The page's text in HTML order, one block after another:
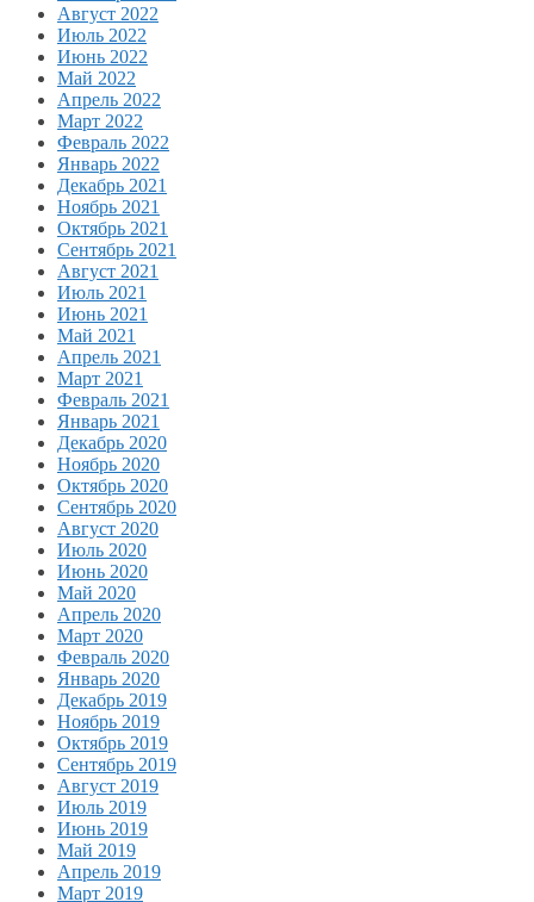
Август 2022
Июль 2022
Июнь 2022
Май 2022
Апрель 2022
Март 2022
Февраль 2022
Январь 2022
Декабрь 2021
Ноябрь 2021
Октябрь 2021
Сентябрь 2021
Август 2021
Июль 2021
Июнь 2021
Май 2021
Апрель 2021
Март 2021
Февраль 2021
Январь 2021
Декабрь 2020
Ноябрь 2020
Октябрь 2020
Сентябрь 2020
Август 2020
Июль 2020
Июнь 2020
Май 2020
Апрель 2020
Март 2020
Февраль 2020
Январь 2020
Декабрь 2019
Ноябрь 2019
Октябрь 2019
Сентябрь 2019
Август 2019
Июль 2019
Июнь 2019
Май 2019
Апрель 2019
Март 2019